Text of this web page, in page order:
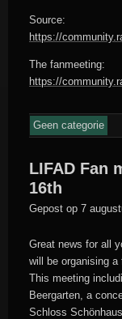
Source:
https://
The fanmeeting:
https://
Geen categorie
LIFAD Fan
16th
Gepost op 7
Great news for all
will be organising a
This meeting
Beergarten, a
Schloss